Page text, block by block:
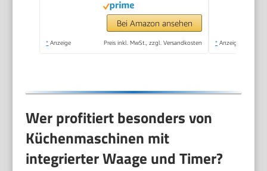
Rutschfest,
Knetmaschine mit 3
Rühreinsätze und
Bei Amazon ansehen
* Anzeige Preis inkl. MwSt., zzgl. Versandkosten * Anzeige
Wer profitiert besonders von
Küchenmaschinen mit
integrierter Waage und Timer?